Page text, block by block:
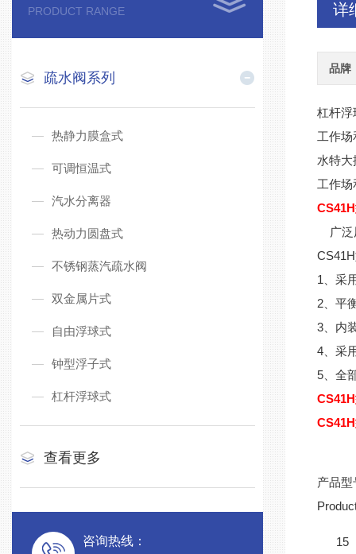
PRODUCT RANGE
疏水阀系列
热静力膜盒式
可调恒温式
汽水分离器
热动力圆盘式
不锈钢蒸汽疏水阀
双金属片式
自由浮球式
钟型浮子式
杠杆浮球式
查看更多
咨询热线：
详
品牌
杠杆浮
工作
水特
工作场
广泛
1、采
2、平
3、内
4、采
5、全
产品型
15